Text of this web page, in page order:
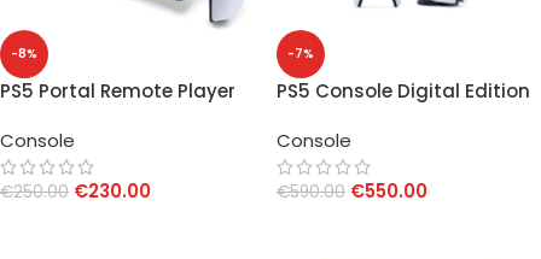
-8%
PS5 Portal Remote Player
Console
€250.00 €230.00
-7%
PS5 Console Digital Edition
Console
€590.00 €550.00